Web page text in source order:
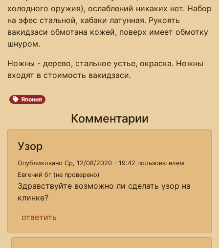
холодного оружия), ослаблений никаких нет. Набор
на эфес стальной, хабаки латунная. Рукоять
вакидзаси обмотана кожей, поверх имеет обмотку
шнуром.
Ножны - дерево, стальное устье, окраска. Ножны
входят в стоимость вакидзаси.
Япония
Комментарии
Узор
Опубликовано Ср, 12/08/2020 - 19:42 пользователем
Евгений бг (не проверено)
Здравствуйте возможно ли сделать узор на
клинке?
ответить